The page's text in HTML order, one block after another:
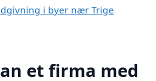
i byer nær Trige
et firma med